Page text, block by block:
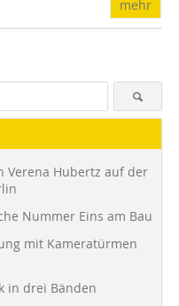
mehr
Verena Hubertz auf der
Nummer Eins am Bau
mit Kameratürmen
in drei Bänden